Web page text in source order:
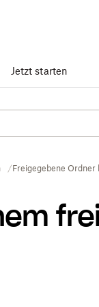
Jetzt starten
Freigegebene Ordner